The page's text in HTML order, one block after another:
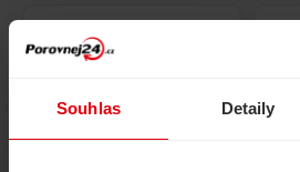
Souhlas Detaily